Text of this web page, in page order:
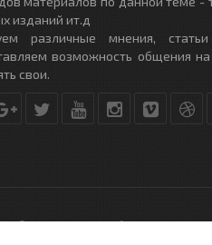
изданий ит.д
различные мнения,
возможность общения
свои.
© 2010-2017. Разработано студией